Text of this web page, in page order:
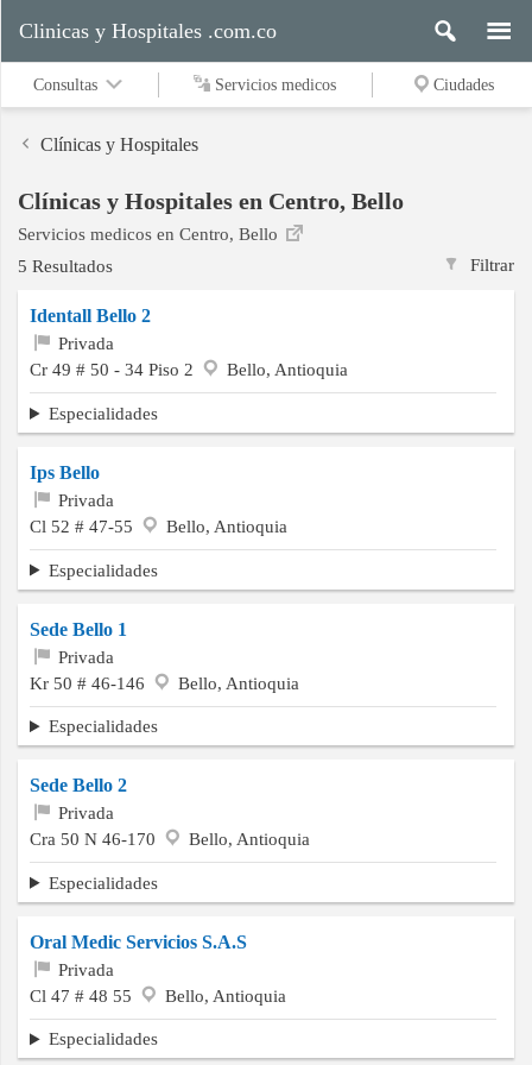
medicos
Ciudades
Buscar
Contacto
Clinicas y Hospitales .com.co
Consultas Servicios medicos Ciudades
Clínicas y Hospitales
Clínicas y Hospitales en Centro, Bello
Servicios medicos en Centro, Bello
Filtrar
5 Resultados
Identall Bello 2
Privada
Cr 49 # 50 - 34 Piso 2
Bello, Antioquia
Especialidades
Ips Bello
Privada
Cl 52 # 47-55
Bello, Antioquia
Especialidades
Sede Bello 1
Privada
Kr 50 # 46-146
Bello, Antioquia
Especialidades
Sede Bello 2
Privada
Cra 50 N 46-170
Bello, Antioquia
Especialidades
Oral Medic Servicios S.A.S
Privada
Cl 47 # 48 55
Bello, Antioquia
Especialidades